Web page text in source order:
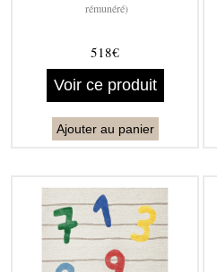
rémunéré)
518€
Voir ce produit
Ajouter au panier